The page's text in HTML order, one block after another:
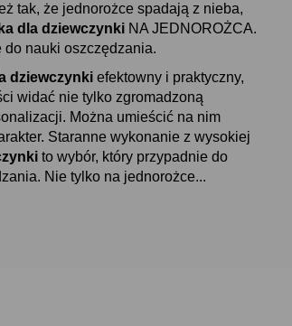
tak, że jednorożce spadają z nieba,
dla dziewczynki NA JEDNOROŻCA.
do nauki oszczędzania.
dziewczynki efektowny i praktyczny,
widać nie tylko zgromadzoną
Można umieścić na nim
Staranne wykonanie z wysokiej
to wybór, który przypadnie do
Nie tylko na jednorożce...